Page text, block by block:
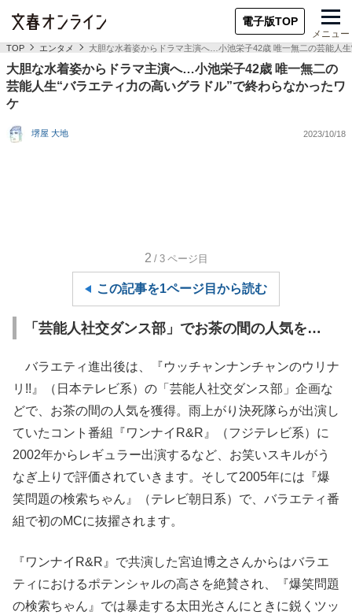
電子版TOP
メニュー
TOP エンタメ 大胆な水着姿からドラマ主演へ…小池栄子42歳 唯一無二の芸能人
大胆な水着姿からドラマ主演へ…小池栄子42歳 唯一無二の
芸能人生“バラエティ力の高いグラドル”で終わらなかったワ
ケ
堺屋 大地 2023/10/18
2 /3 ページ目
この記事を1ページ目から読む
「芸能人社交ダンス部」でお茶の間の人気を…
バラエティ進出後は、『ウッチャンナンチャンのウリナ
リ!!』（日本テレビ系）の「芸能人社交ダンス部」企画な
どで、お茶の間の人気を獲得。雨上がり決死隊らが出演し
ていたコント番組『ワンナイR&R』（フジテレビ系）に
2002年からレギュラー出演するなど、お笑いスキルがう
なぎ上りで評価されていきます。そして2005年には『爆
笑問題の検索ちゃん』（テレビ朝日系）で、バラエティ番
組で初のMCに抜擢されます。
『ワンナイR&R』で共演した宮迫博之さんからはバラエ
ティにおけるポテンシャルの高さを絶賛され、『爆笑問題
の検索ちゃん』では暴走する太田光さんにときに鋭くツッ